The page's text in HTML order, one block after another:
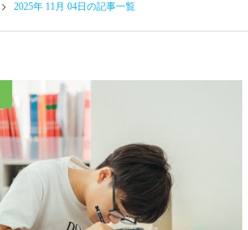
2025年 11月 04日の記事一覧